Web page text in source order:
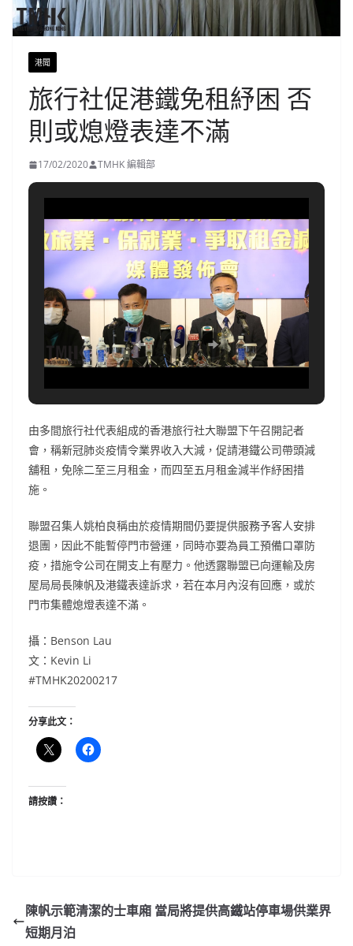
港聞
旅行社促港鐵免租紓困 否
則或熄燈表達不滿
17/02/2020 TMHK 編輯部
由多間旅行社代表組成的香港旅行社大聯盟下午召開記者
會，稱新冠肺炎疫情令業界收入大減，促請港鐵公司帶頭減
舖租，免除二至三月租金，而四至五月租金減半作紓困措
施。
聯盟召集人姚柏良稱由於疫情期間仍要提供服務予客人安排
退團，因此不能暫停門市營運，同時亦要為員工預備口罩防
疫，措施令公司在開支上有壓力。他透露聯盟已向運輸及房
屋局局長陳帆及港鐵表達訴求，若在本月內沒有回應，或於
門市集體熄燈表達不滿。
攝：Benson Lau
文：Kevin Li
#TMHK20200217
分享此文：
請按讚：
陳帆示範清潔的士車廂 當局將提供高鐵站停車場供業界
短期月泊